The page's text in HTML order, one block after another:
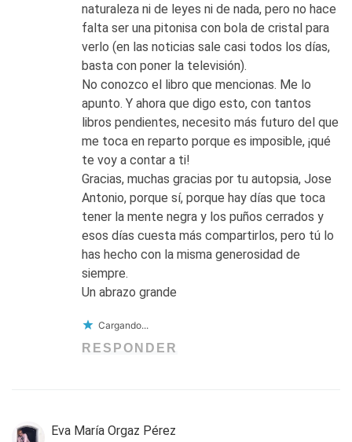
naturaleza ni de leyes ni de nada, pero no hace
falta ser una pitonisa con bola de cristal para
verlo (en las noticias sale casi todos los días,
basta con poner la televisión).
No conozco el libro que mencionas. Me lo
apunto. Y ahora que digo esto, con tantos
libros pendientes, necesito más futuro del que
me toca en reparto porque es imposible, ¡qué
te voy a contar a ti!
Gracias, muchas gracias por tu autopsia, Jose
Antonio, porque sí, porque hay días que toca
tener la mente negra y los puños cerrados y
esos días cuesta más compartirlos, pero tú lo
has hecho con la misma generosidad de
siempre.
Un abrazo grande
Cargando...
RESPONDER
Eva María Orgaz Pérez